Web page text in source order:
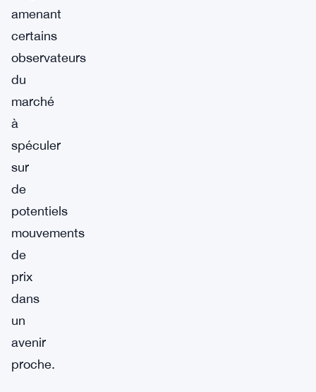
amenant
certains
observateurs
du
marché
à
spéculer
sur
de
potentiels
mouvements
de
prix
dans
un
avenir
proche.